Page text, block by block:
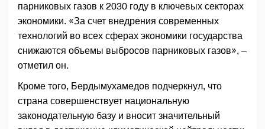
парниковых газов к 2030 году в ключевых секторах
экономики. «За счет внедрения современных
технологий во всех сферах экономики государства
снижаются объемы выбросов парниковых газов», –
отметил он.
Кроме того, Бердымухамедов подчеркнул, что
страна совершенствует национальную
законодательную базу и вносит значительный